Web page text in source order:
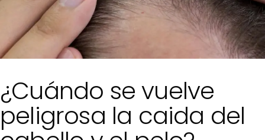
¿Cuándo se vuelve
peligrosa la caida del